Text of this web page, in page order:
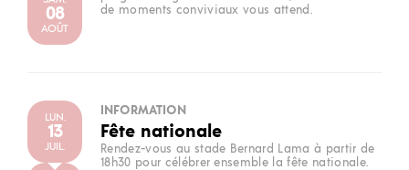
08
AOÛT
de moments conviviaux vous attend.
LUN.
13
JUIL.
INFORMATION
Fête nationale
Rendez-vous au stade Bernard Lama à partir de
18h30 pour célébrer ensemble la fête nationale.